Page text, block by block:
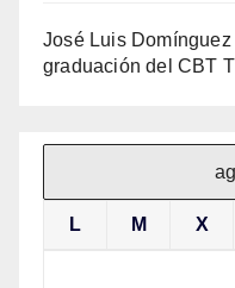
José Luis
graduación del CBT
L M X